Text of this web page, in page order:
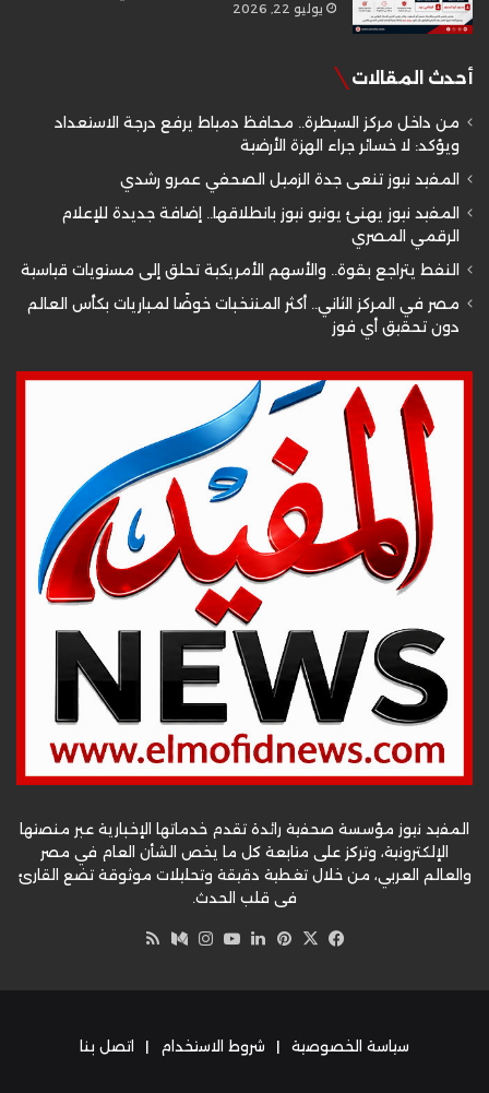
يوليو 22, 2026
أحدث المقالات
من داخل مركز السيطرة.. محافظ دمياط يرفع درجة الاستعداد
ويؤكد: لا خسائر جراء الهزة الأرضية
المفيد نيوز تنعى جدة الزميل الصحفي عمرو رشدي
المفيد نيوز يهنئ يونيو نيوز بانطلاقها.. إضافة جديدة للإعلام
الرقمي المصري
النفط يتراجع بقوة.. والأسهم الأمريكية تحلق إلى مستويات قياسية
مصر في المركز الثاني.. أكثر المنتخبات خوضًا لمباريات بكأس العالم
دون تحقيق أي فوز
المفيد نيوز مؤسسة صحفية رائدة تقدم خدماتها الإخبارية عبر منصتها
الإلكترونية، وتركز على متابعة كل ما يخص الشأن العام في مصر
والعالم العربي، من خلال تغطية دقيقة وتحليلات موثوقة تضع القارئ
في قلب الحدث.
فيسبوك
‫X بينتيريست
لينكدإن‫YouTube
انستقرام
وسط
سياسة الخصوصية | شروط الاستخدام | اتصل بنا